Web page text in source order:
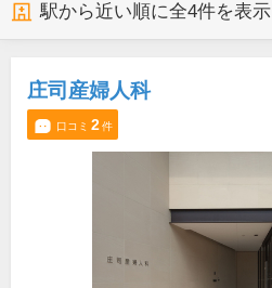
駅から近い順に全4件を表示
庄司産婦人科
口コミ 2件